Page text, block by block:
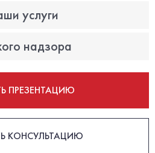
услуги
надзора
ПРЕЗЕНТАЦИЮ
КОНСУЛЬТАЦИЮ